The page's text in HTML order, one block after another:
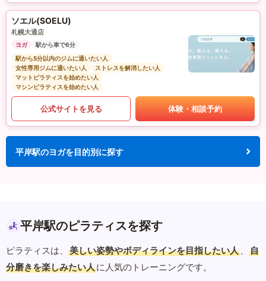
ソエル(SOELU)
札幌大通店
ヨガ
駅から車で6分
駅から5分以内のジムに通いたい人
女性専用ジムに通いたい人
ストレスを解消したい人
マットピラティスを始めたい人
マシンピラティスを始めたい人
公式サイトを見る 体験・相談予約
平岸駅のヨガを目的別に探す
平岸駅のピラティスを探す
ピラティスは、 美しい姿勢やボディラインを目指したい人 、
自
分磨きを楽しみたい人に人気のトレーニングです。